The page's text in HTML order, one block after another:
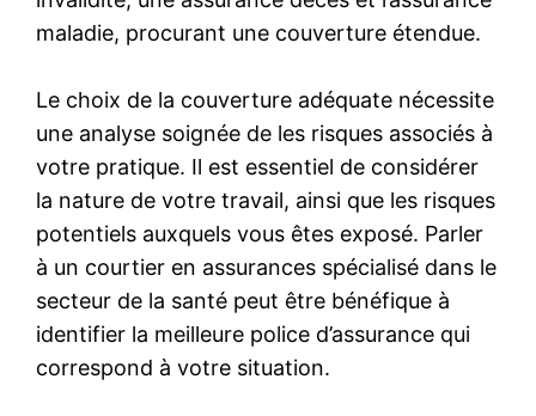
maladie, procurant une couverture étendue.
Le choix de la couverture adéquate nécessite
une analyse soignée de les risques associés à
votre pratique. Il est essentiel de considérer
la nature de votre travail, ainsi que les risques
potentiels auxquels vous êtes exposé. Parler
à un courtier en assurances spécialisé dans le
secteur de la santé peut être bénéfique à
identifier la meilleure police d’assurance qui
correspond à votre situation.